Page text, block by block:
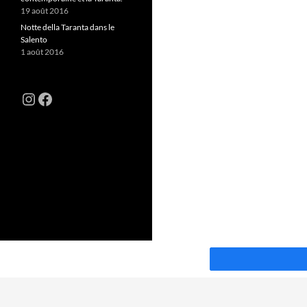
19 août 2016
Notte della Taranta dans le
Salento
1 août 2016
Instagram
Facebook